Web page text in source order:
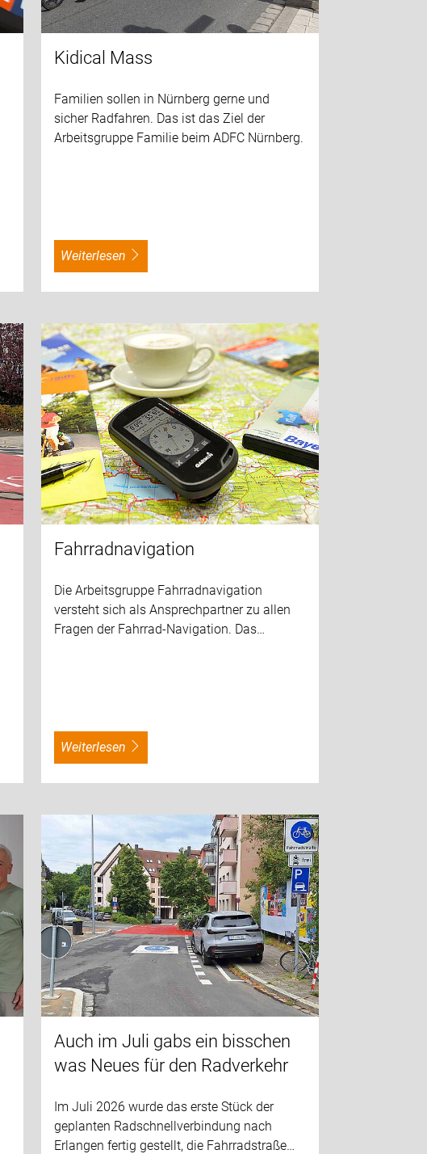
Kidical Mass
Familien sollen in Nürnberg gerne und
sicher Radfahren. Das ist das Ziel der
Arbeitsgruppe Familie beim ADFC Nürnberg.
weiterlesen
Fahrradnavigation
Die Arbeitsgruppe Fahrradnavigation
versteht sich als Ansprechpartner zu allen
Fragen der Fahrrad-Navigation. Das…
weiterlesen
Auch im Juli gabs ein bisschen
was Neues für den Radverkehr
Im Juli 2026 wurde das erste Stück der
geplanten Radschnellverbindung nach
Erlangen fertig gestellt, die Fahrradstraße…